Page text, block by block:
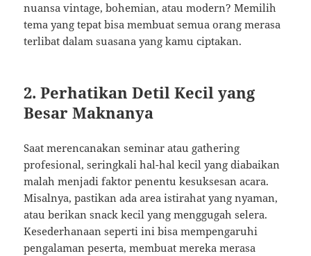
nuansa vintage, bohemian, atau modern? Memilih
tema yang tepat bisa membuat semua orang merasa
terlibat dalam suasana yang kamu ciptakan.
2. Perhatikan Detil Kecil yang
Besar Maknanya
Saat merencanakan seminar atau gathering
profesional, seringkali hal-hal kecil yang diabaikan
malah menjadi faktor penentu kesuksesan acara.
Misalnya, pastikan ada area istirahat yang nyaman,
atau berikan snack kecil yang menggugah selera.
Kesederhanaan seperti ini bisa mempengaruhi
pengalaman peserta, membuat mereka merasa